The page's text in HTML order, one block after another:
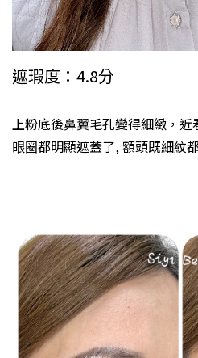
遮瑕度：4.8分
上粉底後鼻翼毛孔變得細緻，
眼圈都明顯遮蓋了, 額頭既細紋